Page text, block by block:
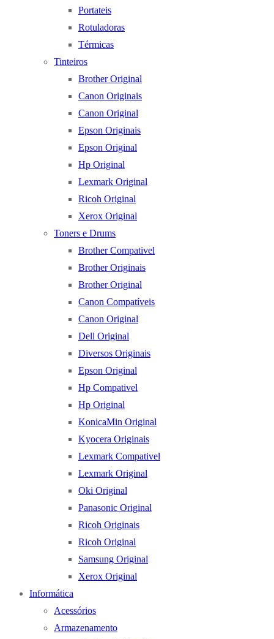
Portateis
Rotuladoras
Térmicas
Tinteiros
Brother Original
Canon Originais
Canon Original
Epson Originais
Epson Original
Hp Original
Lexmark Original
Ricoh Original
Xerox Original
Toners e Drums
Brother Compativel
Brother Originais
Brother Original
Canon Compatíveis
Canon Original
Dell Original
Diversos Originais
Epson Original
Hp Compativel
Hp Original
KonicaMin Original
Kyocera Originais
Lexmark Compativel
Lexmark Original
Oki Original
Panasonic Original
Ricoh Originais
Ricoh Original
Samsung Original
Xerox Original
Informática
Acessórios
Armazenamento